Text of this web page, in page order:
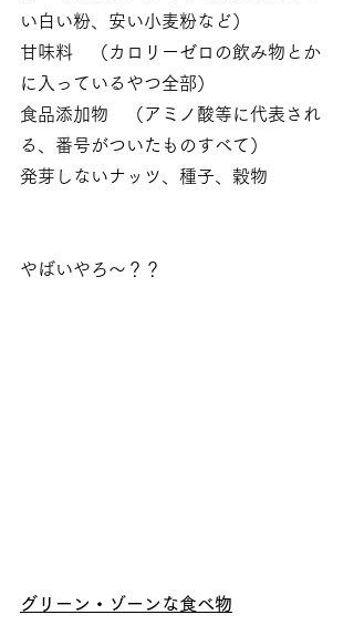
い白い粉、安い小麦粉など）
甘味料　（カロリーゼロの飲み物とか
に入っているやつ全部）
食品添加物　（アミノ酸等に代表され
る、番号がついたものすべて）
発芽しないナッツ、種子、穀物
やばいやろ～？？
グリーン・ゾーンな食べ物